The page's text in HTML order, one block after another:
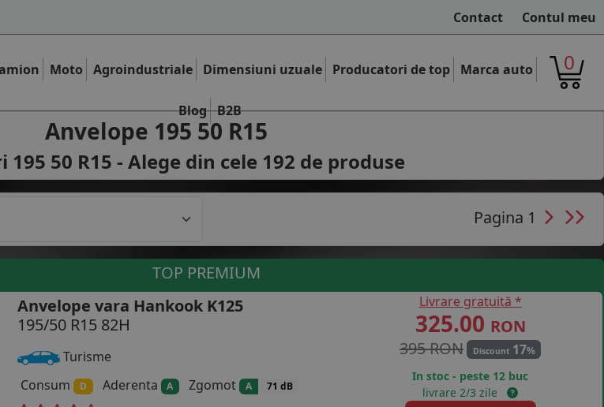
Contact Contul meu
Moto Agroindustriale Dimensiuni uzuale Producatori de top Marca auto
Blog B2B
0
Anvelope 195 50 R15
195 50 R15 - Alege din cele 192 de produse
Pagina 1
TOP PREMIUM
Anvelope vara Hankook K125
195/50 R15 82H
Turisme
Consum
D Aderenta A Zgomot A 71 dB
Livrare gratuită *
325.00 RON
395 RON
Discount 17%
In stoc - peste 12 buc
livrare 2/3 zile